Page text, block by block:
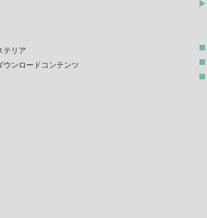
テリア
ウンロードコンテンツ